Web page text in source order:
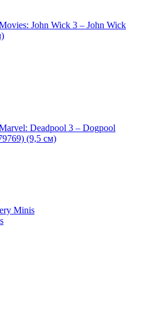
John Wick 3 – John Wick
Deadpool 3 – Dogpool
(9,5 см)
Minis